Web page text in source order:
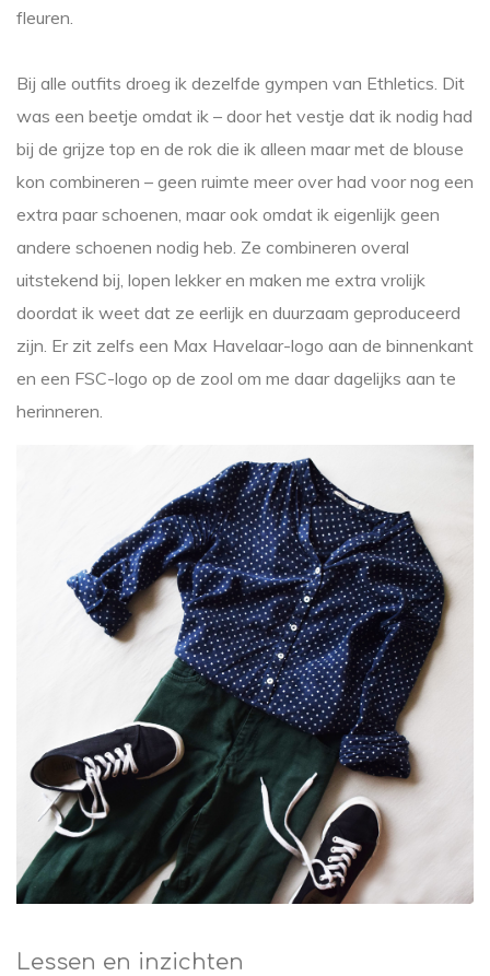
fleuren.
Bij alle outfits droeg ik dezelfde gympen van Ethletics. Dit
was een beetje omdat ik – door het vestje dat ik nodig had
bij de grijze top en de rok die ik alleen maar met de blouse
kon combineren – geen ruimte meer over had voor nog een
extra paar schoenen, maar ook omdat ik eigenlijk geen
andere schoenen nodig heb. Ze combineren overal
uitstekend bij, lopen lekker en maken me extra vrolijk
doordat ik weet dat ze eerlijk en duurzaam geproduceerd
zijn. Er zit zelfs een Max Havelaar-logo aan de binnenkant
en een FSC-logo op de zool om me daar dagelijks aan te
herinneren.
Lessen en inzichten